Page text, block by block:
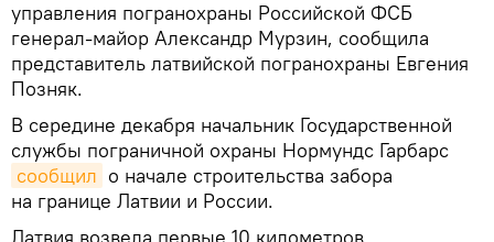
управления погранохраны Российской ФСБ
генерал-майор Александр Мурзин, сообщила
представитель латвийской погранохраны Евгения
Позняк.
В середине декабря начальник Государственной
службы пограничной охраны Нормундс Гарбарс
сообщил о начале строительства забора
на границе Латвии и России.